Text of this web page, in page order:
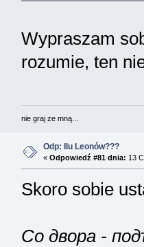
Wypraszam
rozumie, ten
nie graj ze mną...
Odp: Ilu Leonów???
« Odpowiedź #81 dnia: 13
Skoro sobie
Со двора -